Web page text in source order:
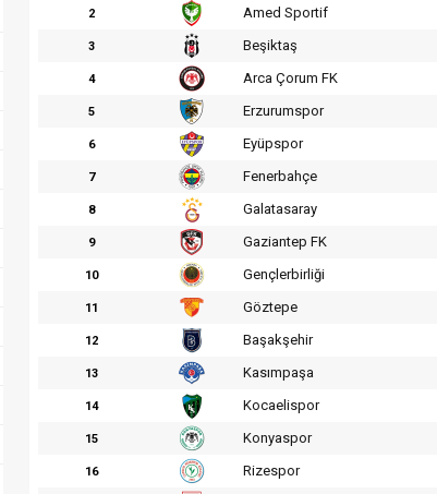
2 Amed Sportif
3 Beşiktaş
4 Arca Çorum FK
5 Erzurumspor
6 Eyüpspor
7 Fenerbahçe
8 Galatasaray
9 Gaziantep FK
10 Gençlerbirliği
11 Göztepe
12 Başakşehir
13 Kasımpaşa
14 Kocaelispor
15 Konyaspor
16 Rizespor